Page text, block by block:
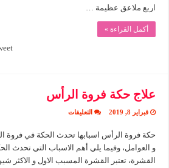
اربع ملاعق عظيمة …
أكمل القراءة »
علاج حكة فروة الرأس
فبراير 8, 2019 التعليقاتعلى
فروة
الرأس
مغلقة
حكة فروة الرأس اسبابها تحدث الحكة في
و العوامل، وفيما يلي أهم الاسباب التي تحدث
القشرة، تعتبر القشرة المسبب الاول و